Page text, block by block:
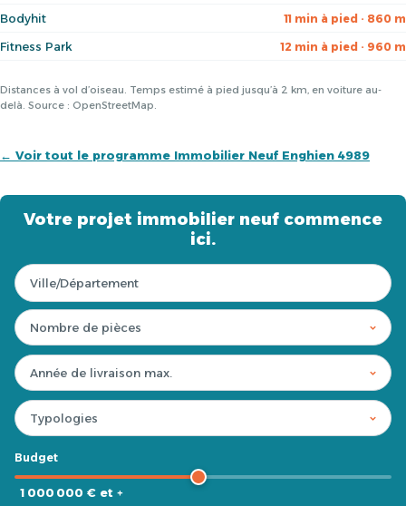
Bodyhit 11 min à pied · 860 m
Fitness Park 12 min à pied · 960 m
Distances à vol d’oiseau. Temps estimé à pied jusqu’à 2 km, en voiture au-
delà. Source : OpenStreetMap.
← Voir tout le programme Immobilier Neuf Enghien 4989
Votre projet immobilier neuf commence
ici.
Budget
1 000 000 € et +